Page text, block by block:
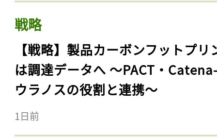
戦略
【戦略】製品カーボンフットプリ
は調達データへ 〜PACT・
ウラノスの役割と連携〜
1日前